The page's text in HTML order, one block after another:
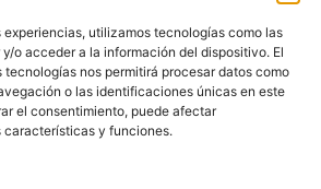
experiencias, utilizamos tecnologías como las
o acceder a la información del dispositivo. El
nos permitirá procesar datos como
o las identificaciones únicas en este
el consentimiento, puede afectar
y funciones.
(UE)
no dar mucho el
cosas importantes.